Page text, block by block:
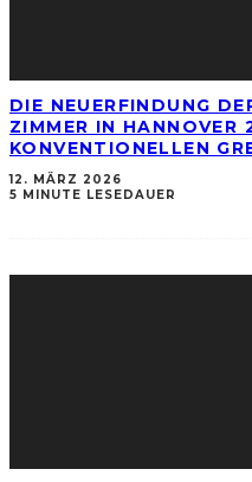
DIE NEUERFINDUNG
ZIMMER IN HANNOVER
KONVENTIONELLEN
12. MÄRZ 2026
5 MINUTE LESEDAUER